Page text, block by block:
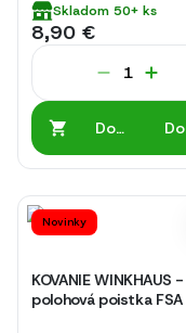
Skladom 50+ ks
8,90 €
Do
Do
Novinky
KOVANIE WINKHAUS -
polohová poistka FSA